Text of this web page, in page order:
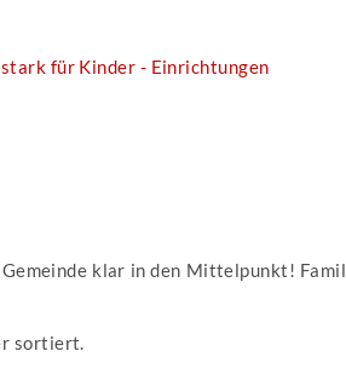
für Kinder - Einrichtungen
klar in den Mittelpunkt!
sortiert.